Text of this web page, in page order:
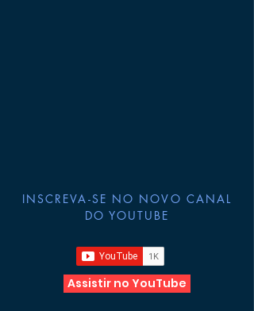
INSCREVA-SE NO NOVO CANAL
DO YOUTUBE
Assistir no YouTube